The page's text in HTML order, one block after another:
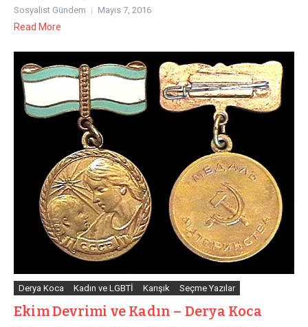
Sosyalist Gündem Mayıs 7, 2016
Read More
Derya Koca Kadın ve LGBTİ Karışık Seçme Yazılar
Ekim Devrimi ve Kadın – Derya Koca